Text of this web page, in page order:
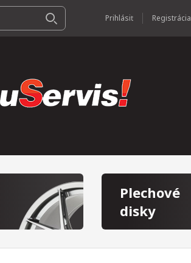
Prihlásiť Registrácia
Plechové
disky